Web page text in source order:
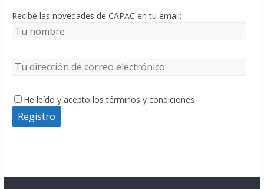
Recibe las novedades de CAPAC en tu email:
He leído y acepto los términos y condiciones